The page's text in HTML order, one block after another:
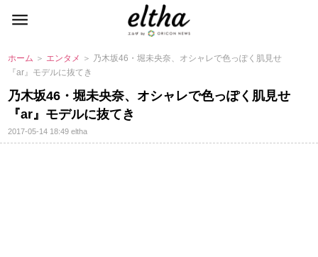
ホーム ＞ エンタメ ＞ 乃木坂46・堀未央奈、オシャレで色っぽく肌見せ
『ar』モデルに抜てき
乃木坂46・堀未央奈、オシャレで色っぽく肌見せ
『ar』モデルに抜てき
2017-05-14 18:49eltha